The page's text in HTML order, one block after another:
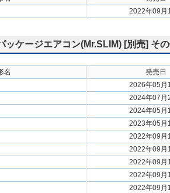
2022年09月
ッケージエアコン(Mr.SLIM) [別売] そ
名
発売日
2026年05月
2024年07月
2024年05月
2023年05月
2022年09月
2022年09月
2022年09月
2022年09月
2022年09月